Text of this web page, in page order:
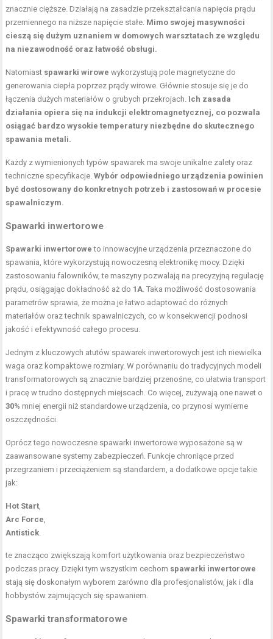
znacznie cięższe. Działają na zasadzie przekształcania napięcia prądu
przemiennego na niższe napięcie stałe. Mimo swojej masywności
cieszą się dużym uznaniem w domowych warsztatach ze względu
na niezawodność oraz łatwość obsługi.
Natomiast spawarki wirowe wykorzystują pole magnetyczne do
generowania ciepła poprzez prądy wirowe. Głównie stosuje się je do
łączenia dużych materiałów o grubych przekrojach. Ich zasada
działania opiera się na indukcji elektromagnetycznej, co pozwala
osiągać bardzo wysokie temperatury niezbędne do skutecznego
spawania metali.
Każdy z wymienionych typów spawarek ma swoje unikalne zalety oraz
techniczne specyfikacje.Wybór odpowiedniego urządzenia powinien
być dostosowany do konkretnych potrzeb i zastosowań w procesie
spawalniczym.
Spawarki inwertorowe
Spawarki inwertorowe to innowacyjne urządzenia przeznaczone do
spawania, które wykorzystują nowoczesną elektronikę mocy. Dzięki
zastosowaniu falowników, te maszyny pozwalają na precyzyjną regulację
prądu, osiągając dokładność aż do 1A. Taka możliwość dostosowania
parametrów sprawia, że można je łatwo adaptować do różnych
materiałów oraz technik spawalniczych, co w konsekwencji podnosi
jakość i efektywność całego procesu.
Jednym z kluczowych atutów spawarek inwertorowych jest ich niewielka
waga oraz kompaktowe rozmiary. W porównaniu do tradycyjnych modeli
transformatorowych są znacznie bardziej przenośne, co ułatwia transport
i pracę w trudno dostępnych miejscach. Co więcej, zużywają one nawet o
30% mniej energii niż standardowe urządzenia, co przynosi wymierne
oszczędności.
Oprócz tego nowoczesne spawarki inwertorowe wyposażone są w
zaawansowane systemy zabezpieczeń. Funkcje chroniące przed
przegrzaniem i przeciążeniem są standardem, a dodatkowe opcje takie
jak:
Hot Start,
Arc Force,
Antistick.
te znacząco zwiększają komfort użytkowania oraz bezpieczeństwo
podczas pracy. Dzięki tym wszystkim cechom spawarki inwertorowe
stają się doskonałym wyborem zarówno dla profesjonalistów, jak i dla
hobbystów zajmujących się spawaniem.
Spawarki transformatorowe